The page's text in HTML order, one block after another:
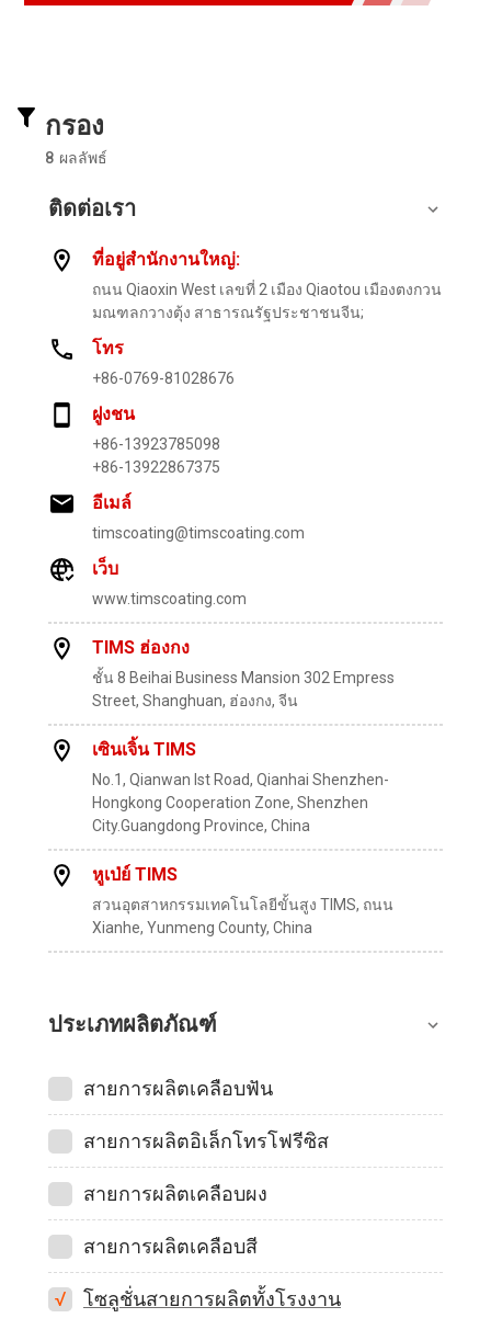
กรอง
8 ผลลัพธ์
ติดต่อเรา
ที่อยู่สํานักงานใหญ่:
ถนน Qiaoxin West เลขที่ 2 เมือง Qiaotou เมืองตงกวน
มณฑลกวางตุ้ง สาธารณรัฐประชาชนจีน;
โทร
+86-0769-81028676
ฝูงชน
+86-13923785098
+86-13922867375
อีเมล์
timscoating@timscoating.com
เว็บ
www.timscoating.com
TIMS ฮ่องกง
ชั้น 8 Beihai Business Mansion 302 Empress
Street, Shanghuan, ฮ่องกง, จีน
เซินเจิ้น TIMS
No.1, Qianwan lst Road, Qianhai Shenzhen-
Hongkong Cooperation Zone, Shenzhen
City.Guangdong Province, China
หูเป่ย์ TIMS
สวนอุตสาหกรรมเทคโนโลยีขั้นสูง TIMS, ถนน
Xianhe, Yunmeng County, China
ประเภทผลิตภัณฑ์
สายการผลิตเคลือบฟัน
สายการผลิตอิเล็กโทรโฟรีซิส
สายการผลิตเคลือบผง
สายการผลิตเคลือบสี
โซลูชั่นสายการผลิตทั้งโรงงาน